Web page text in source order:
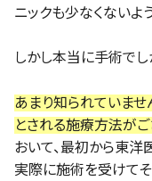
ニックも少なくないよう
しかし本当に手術でし
あまり知られていま
とされる施療方法がご
おいて、最初から東洋
実際に施術を受けて